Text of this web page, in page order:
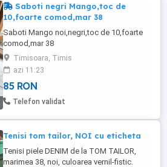
Saboti negri Mango,toc de
10,foarte comod,mar 38
Saboti Mango noi,negri,toc de 10,foarte
comod,mar 38
Timisoara, Timis
azi 11:23
85 RON
Telefon validat
Tenisi tom tailor, NOI cu eticheta
Tenisi piele DENIM de la TOM TAILOR,
marimea 38, noi, culoarea vernil-fistic.